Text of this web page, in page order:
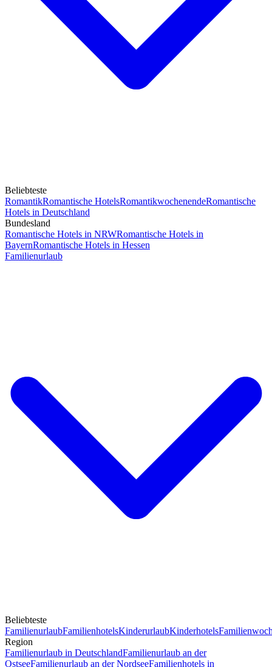
Beliebteste
RomantikRomantische HotelsRomantikwochenendeRomantische
Hotels in Deutschland
Bundesland
Romantische Hotels in NRWRomantische Hotels in
BayernRomantische Hotels in Hessen
Familienurlaub
Beliebteste
FamilienurlaubFamilienhotelsKinderurlaubKinderhotels
Region
Familienurlaub in DeutschlandFamilienurlaub an der
OstseeFamilienurlaub an der NordseeFamilienhotels in